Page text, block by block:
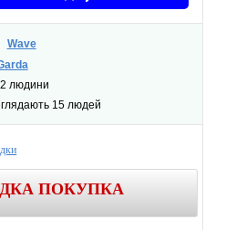
Garda 17070 Ванна акриловая Wave
15070
Wave
людини
15 людей
ПОКУПКА